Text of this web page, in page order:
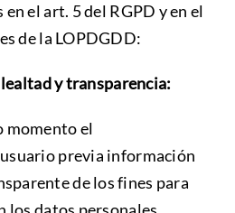
el art. 5 del RGPD y en el
de la LOPDGDD:
y transparencia:
momento el
previa información
de los fines para